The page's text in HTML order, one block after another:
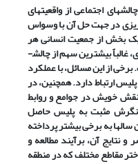
اجتماعی از واقعیت­های
در جهت حل آن با وسواس
یک بخش از جمعیت انسانی هر
سکونتگاهی، به‌ویژه در عرصه پیراشهری، غالباً بیشترین سهم از چالش­
از این مسائل، با عملکرد
ارتباط دارد. همچنین، در
نقش خویش در جوامع و روابط
نگرش­ مثبت به پلیس حاصل
به برخی بیش­تر پرداخته
آن، برآیند مطالعه و
دختر مقاطع مختلف که در منطقه